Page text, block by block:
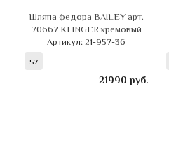
Шляпа федора BAILEY арт.
70667 KLINGER кремовый
Артикул: 21-957-36
57
21990 руб.